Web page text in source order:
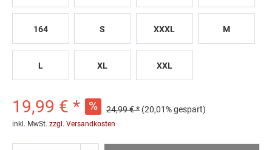
164 S XXXL M
L XL XXL
19,99 € * 24,99 € * (20,01% gespart)
inkl. MwSt. zzgl. Versandkosten